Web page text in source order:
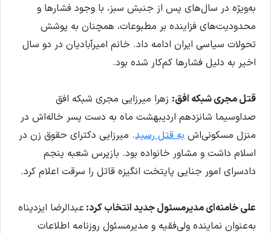
به‌ویژه در سال‌های پس از جنبش سبز، با وجود فشارها و
محدودیت‌های فزاینده بر مطبوعات، همچنان به پوشش
تحولات سیاسی ایران ادامه داد. خانم امیرآبادیان در دو سال
اخیر به دلیل فشارها کم‌کار شده بود.
قتل مجری شبکه افق:زهرا میرزایی مجری شبکه‌ افق
صداوسیما شانزدهم اردیبهشت ماه به دست پسر خاله‌اش در
منزل مسکونی‌اش به قتل رسید. میرزایی دکترای حقوق زن در
اسلام داشت و مشاور خانواده بود. بازپرس شعبه پنجم
دادسرای امور جنایی پایتخت انگیزه‌ قاتل را سرقت اعلام کرد.
علی خامنه‌ای مدیرمسئول جدید انتخاب کرد:عبدالرضا ایزدپناه
به‌عنوان نماینده ولی‌فقیه و مدیرمسئول روزنامه اطلاعات